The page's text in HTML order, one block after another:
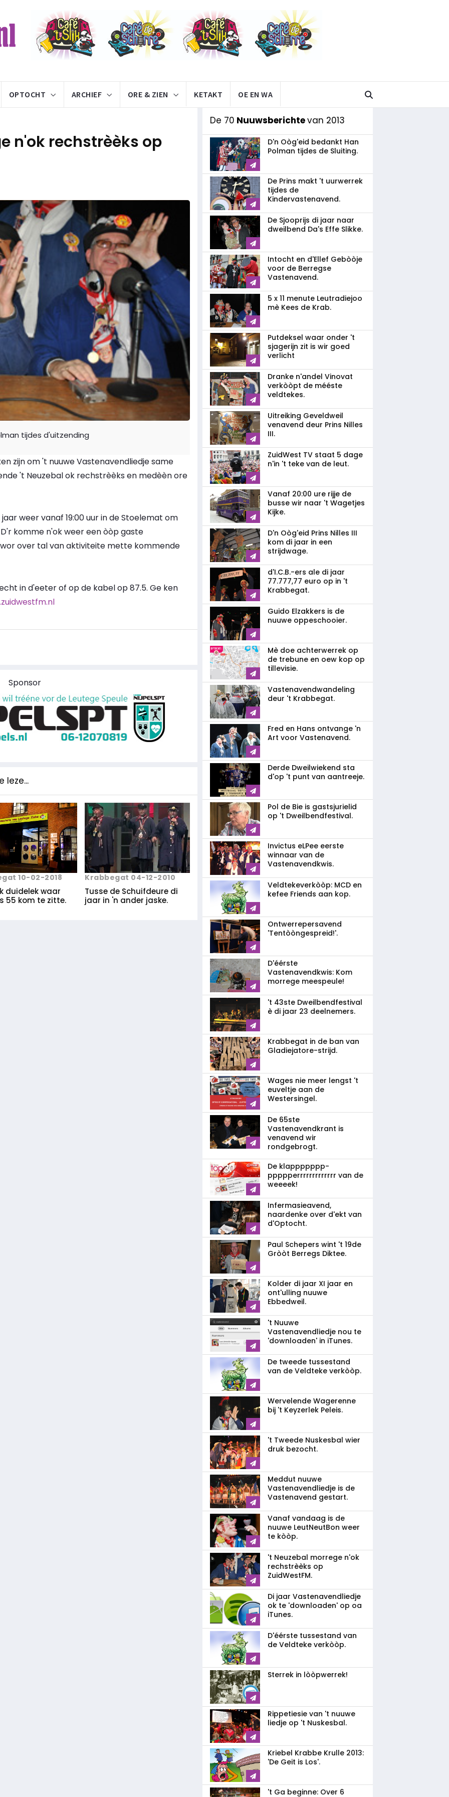
OPTOCHT ARCHIEF ORE & ZIEN KETAKT OE EN WA
n'ok rechstrèèks op
tijdes d'uitzending
zijn om 't nuuwe Vastenavendliedje same
't Neuzebal ok rechstrèèks en medèèn ore
weer vanaf 19:00 uur in de Stoelemat om
komme n'ok weer een òòp gaste
over tal van aktiviteite mette kommende
in d'eeter of op de kabel op 87.5. Ge ken
Sponsor
leze...
10-02-2018
duidelek waar
55 kom te zitte.
Krabbegat 04-12-2010
Tusse de Schuifdeure di
jaar in 'n ander jaske.
De 70 Nuuwsberichtevan 2013
D'n Oòg'eid bedankt Han
Polman tijdes de Sluiting.
De Prins makt 't uurwerrek
tijdes de
Kindervastenavend.
De Sjooprijs di jaar naar
dweilbend Da's Effe Slikke.
Intocht en d'Ellef Gebòòje
voor de Berregse
Vastenavend.
5 x 11 menute Leutradiejoo
mè Kees de Krab.
Putdeksel waar onder 't
sjagerijn zit is wir goed
verlicht
Dranke n'andel Vinovat
verkòòpt de mééste
veldtekes.
Uitreiking Geveldweil
venavend deur Prins Nilles
III.
ZuidWest TV staat 5 dage
n'in 't teke van de leut.
Vanaf 20:00 ure rijje de
busse wir naar 't Wagetjes
Kijke.
D'n Oòg'eid Prins Nilles III
kom di jaar in een
strijdwage.
d'I.C.B.-ers ale di jaar
77.777,77 euro op in 't
Krabbegat.
Guido Elzakkers is de
nuuwe oppeschooier.
Mè doe achterwerrek op
de trebune en oew kop op
tillevisie.
Vastenavendwandeling
deur 't Krabbegat.
Fred en Hans ontvange 'n
Art voor Vastenavend.
Derde Dweilwiekend sta
d'op 't punt van aantreeje.
Pol de Bie is gastsjurielid
op 't Dweilbendfestival.
Invictus eLPee eerste
winnaar van de
Vastenavendkwis.
Veldtekeverkòòp: MCD en
kefee Friends aan kop.
Ontwerrepersavend
'Tentòòngespreid!'.
D'éérste
Vastenavendkwis: Kom
morrege meespeule!
't 43ste Dweilbendfestival
è di jaar 23 deelnemers.
Krabbegat in de ban van
Gladiejatore-strijd.
Wages nie meer lengst 't
euveltje aan de
Westersingel.
De 65ste
Vastenavendkrant is
venavend wir
rondgebrogt.
De klappppppp­
ppppperrrrrrrrrrrrr van de
weeeek!
Infermasieavend,
naardenke over d'ekt van
d'Optocht.
Paul Schepers wint 't 19de
Gròòt Berregs Diktee.
Kolder di jaar XI jaar en
ont'ulling nuuwe
Ebbedweil.
't Nuuwe
Vastenavendliedje nou te
'downloaden' in iTunes.
De tweede tussestand
van de Veldteke verkòòp.
Wervelende Wagerenne
bij 't Keyzerlek Peleis.
't Tweede Nuskesbal wier
druk bezocht.
Meddut nuuwe
Vastenavendliedje is de
Vastenavend gestart.
Vanaf vandaag is de
nuuwe LeutNeutBon weer
te kòòp.
't Neuzebal morrege n'ok
rechstrèèks op
ZuidWestFM.
Di jaar Vastenavendliedje
ok te 'downloaden' op oa
iTunes.
D'éérste tussestand van
de Veldteke verkòòp.
Sterrek in lòòpwerrek!
Rippetiesie van 't nuuwe
liedje op 't Nuskesbal.
Kriebel Krabbe Krulle 2013:
'De Geit is Los'.
't Ga beginne: Over 6